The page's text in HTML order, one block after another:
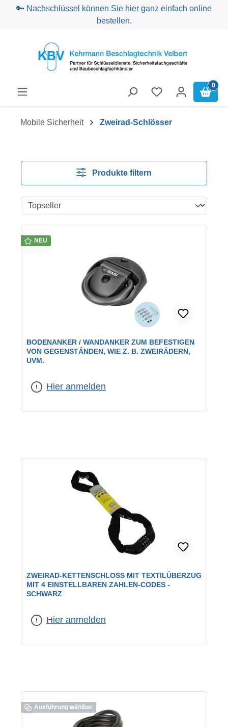
Zum Hauptinhalt springen
🔑 Nachschlüssel können Sie hier ganz einfach online
bestellen.
0
Mobile Sicherheit Zweirad-Schlösser
Produkte filtern
NEU
BODENANKER / WANDANKER ZUM BEFESTIGEN
VON GEGENSTÄNDEN, WIE Z. B. ZWEIRÄDERN,
UVM.
Hier anmelden
ZWEIRAD-KETTENSCHLOSS MIT TEXTILÜBERZUG
MIT 4 EINSTELLBAREN ZAHLEN-CODES -
SCHWARZ
Hier anmelden
Ausführung wählbar